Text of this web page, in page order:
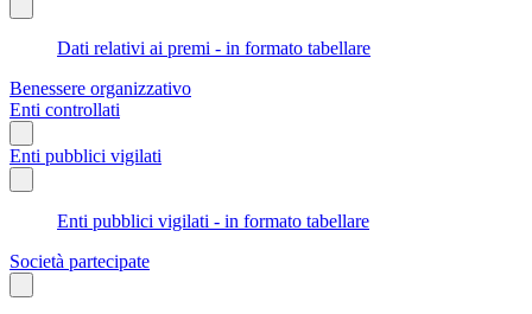
Dati relativi ai premi - in formato tabellare
Benessere organizzativo
Enti controllati
Enti pubblici vigilati
Enti pubblici vigilati - in formato tabellare
Società partecipate